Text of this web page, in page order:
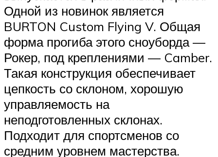
Одной из новинок является
BURTON Custom Flying V. Общая
форма прогиба этого сноуборда —
Рокер, под креплениями — Camber.
Такая конструкция обеспечивает
цепкость со склоном, хорошую
управляемость на
неподготовленных склонах.
Подходит для спортсменов со
средним уровнем мастерства.